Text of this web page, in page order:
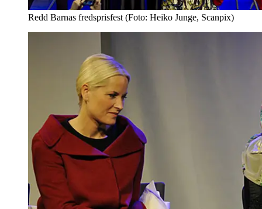
Redd Barnas fredsprisfest (Foto: Heiko Junge, Scanpix)